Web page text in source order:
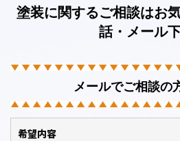
塗装に関するご相談はお
話・メール
メールでご相談の
希望内容